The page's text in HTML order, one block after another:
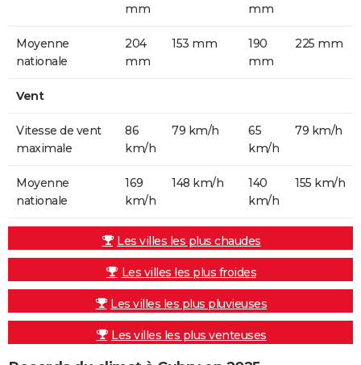
mm
mm
Moyenne
nationale
204
mm
153 mm
190
mm
225 mm
Vent
Vitesse de vent
maximale
86
km/h
79 km/h
65
km/h
79 km/h
Moyenne
nationale
169
km/h
148 km/h
140
km/h
155 km/h
Les villes les plus chaudes
Les villes les plus froides
Les villes les plus pluvieuses
Les villes les plus venteuses